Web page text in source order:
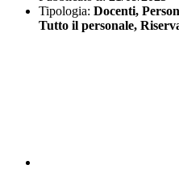
Tipologia: Docenti,
Tutto il personale,